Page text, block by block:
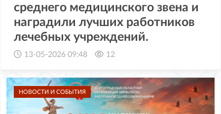
среднего медицинского звена и
наградили лучших работников
лечебных учреждений.
13-05-2026 09:48 12
НОВОСТИ И СОБЫТИЯ